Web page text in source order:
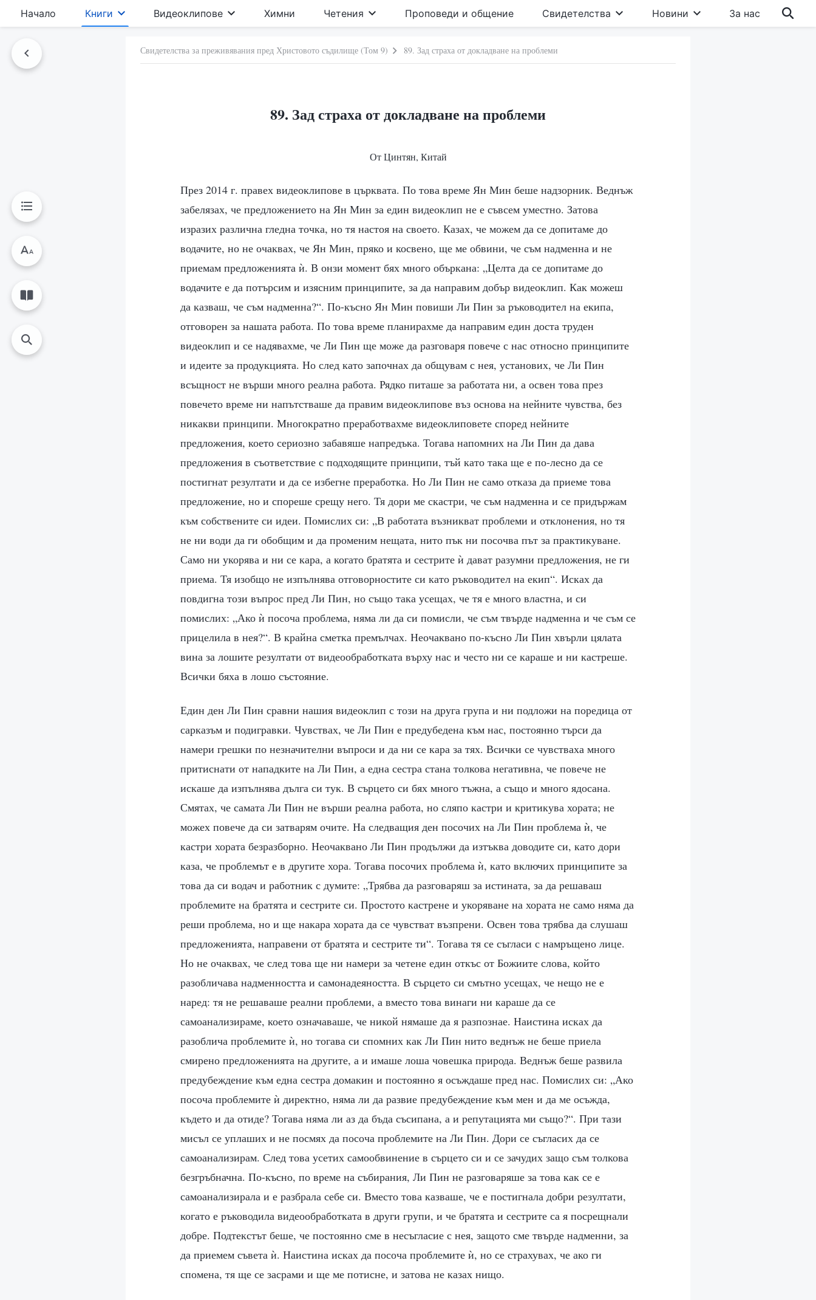
Начало Книги Видеоклипове Химни Четения Проповеди и общение Свидетелства Новини За нас
Свидетелства за преживявания пред Христовото съдилище (Том 9) 89. Зад страха от докладване на проблеми
89. Зад страха от докладване на проблеми
От Цинтян, Китай
През 2014 г. правех видеоклипове в църквата. По това време Ян Мин беше надзорник. Веднъж
забелязах, че предложението на Ян Мин за един видеоклип не е съвсем уместно. Затова
изразих различна гледна точка, но тя настоя на своето. Казах, че можем да се допитаме до
водачите, но не очаквах, че Ян Мин, пряко и косвено, ще ме обвини, че съм надменна и не
приемам предложенията ѝ. В онзи момент бях много объркана: „Целта да се допитаме до
водачите е да потърсим и изясним принципите, за да направим добър видеоклип. Как можеш
да казваш, че съм надменна?“. По-късно Ян Мин повиши Ли Пин за ръководител на екипа,
отговорен за нашата работа. По това време планирахме да направим един доста труден
видеоклип и се надявахме, че Ли Пин ще може да разговаря повече с нас относно принципите
и идеите за продукцията. Но след като започнах да общувам с нея, установих, че Ли Пин
всъщност не върши много реална работа. Рядко питаше за работата ни, а освен това през
повечето време ни напътстваше да правим видеоклипове въз основа на нейните чувства, без
никакви принципи. Многократно преработвахме видеоклиповете според нейните
предложения, което сериозно забавяше напредъка. Тогава напомних на Ли Пин да дава
предложения в съответствие с подходящите принципи, тъй като така ще е по-лесно да се
постигнат резултати и да се избегне преработка. Но Ли Пин не само отказа да приеме това
предложение, но и спореше срещу него. Тя дори ме скастри, че съм надменна и се придържам
към собствените си идеи. Помислих си: „В работата възникват проблеми и отклонения, но тя
не ни води да ги обобщим и да променим нещата, нито пък ни посочва път за практикуване.
Само ни укорява и ни се кара, а когато братята и сестрите ѝ дават разумни предложения, не ги
приема. Тя изобщо не изпълнява отговорностите си като ръководител на екип“. Исках да
повдигна този въпрос пред Ли Пин, но също така усещах, че тя е много властна, и си
помислих: „Ако ѝ посоча проблема, няма ли да си помисли, че съм твърде надменна и че съм се
прицелила в нея?“. В крайна сметка премълчах. Неочаквано по-късно Ли Пин хвърли цялата
вина за лошите резултати от видеообработката върху нас и често ни се караше и ни кастреше.
Всички бяха в лошо състояние.
Един ден Ли Пин сравни нашия видеоклип с този на друга група и ни подложи на поредица от
сарказъм и подигравки. Чувствах, че Ли Пин е предубедена към нас, постоянно търси да
намери грешки по незначителни въпроси и да ни се кара за тях. Всички се чувстваха много
притиснати от нападките на Ли Пин, а една сестра стана толкова негативна, че повече не
искаше да изпълнява дълга си тук. В сърцето си бях много тъжна, а също и много ядосана.
Смятах, че самата Ли Пин не върши реална работа, но сляпо кастри и критикува хората; не
можех повече да си затварям очите. На следващия ден посочих на Ли Пин проблема ѝ, че
кастри хората безразборно. Неочаквано Ли Пин продължи да изтъква доводите си, като дори
каза, че проблемът е в другите хора. Тогава посочих проблема ѝ, като включих принципите за
това да си водач и работник с думите: „Трябва да разговаряш за истината, за да решаваш
проблемите на братята и сестрите си. Простото кастрене и укоряване на хората не само няма да
реши проблема, но и ще накара хората да се чувстват възпрени. Освен това трябва да слушаш
предложенията, направени от братята и сестрите ти“. Тогава тя се съгласи с намръщено лице.
Но не очаквах, че след това ще ни намери за четене един откъс от Божиите слова, който
разобличава надменността и самонадеяността. В сърцето си смътно усещах, че нещо не е
наред: тя не решаваше реални проблеми, а вместо това винаги ни караше да се
самоанализираме, което означаваше, че никой нямаше да я разпознае. Наистина исках да
разоблича проблемите ѝ, но тогава си спомних как Ли Пин нито веднъж не беше приела
смирено предложенията на другите, а и имаше лоша човешка природа. Веднъж беше развила
предубеждение към една сестра домакин и постоянно я осъждаше пред нас. Помислих си: „Ако
посоча проблемите ѝ директно, няма ли да развие предубеждение към мен и да ме осъжда,
където и да отиде? Тогава няма ли аз да бъда съсипана, а и репутацията ми също?“. При тази
мисъл се уплаших и не посмях да посоча проблемите на Ли Пин. Дори се съгласих да се
самоанализирам. След това усетих самообвинение в сърцето си и се зачудих защо съм толкова
безгръбначна. По-късно, по време на събирания, Ли Пин не разговаряше за това как се е
самоанализирала и е разбрала себе си. Вместо това казваше, че е постигнала добри резултати,
когато е ръководила видеообработката в други групи, и че братята и сестрите са я посрещнали
добре. Подтекстът беше, че постоянно сме в несъгласие с нея, защото сме твърде надменни, за
да приемем съвета ѝ. Наистина исках да посоча проблемите ѝ, но се страхувах, че ако ги
спомена, тя ще се засрами и ще ме потисне, и затова не казах нищо.